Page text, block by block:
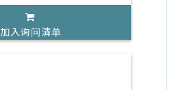
加入询问清单